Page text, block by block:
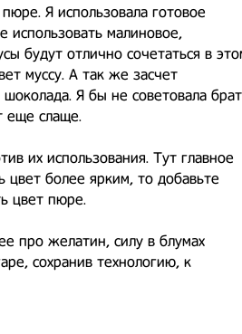
пюре. Я использовала готовое
малиновое,
будут отлично сочетаться в
муссу. А так же засчет
Я бы не советовала
еще слаще.
их использования. Тут главное
цвет более ярким, то добавьте
цвет пюре.
про желатин, силу в блумах
сохранив технологию, к